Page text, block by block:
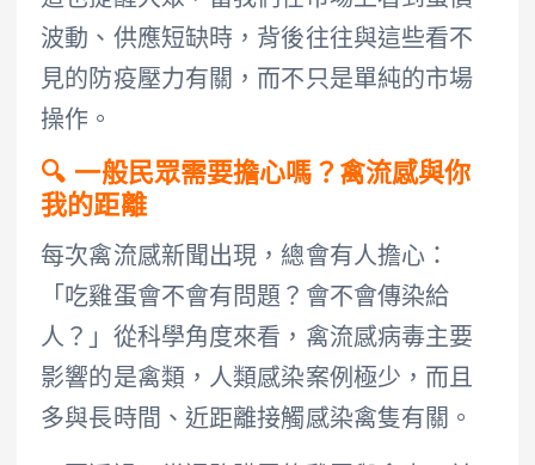
波動、供應短缺時，背後往往與這些看不
見的防疫壓力有關，而不只是單純的市場
操作。
🔍 一般民眾需要擔心嗎？禽流感與你
我的距離
每次禽流感新聞出現，總會有人擔心：
「吃雞蛋會不會有問題？會不會傳染給
人？」從科學角度來看，禽流感病毒主要
影響的是禽類，人類感染案例極少，而且
多與長時間、近距離接觸感染禽隻有關。